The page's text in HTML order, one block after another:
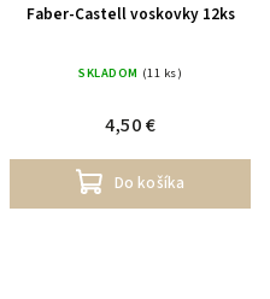
Faber-Castell voskovky 12ks
SKLADOM (11 ks)
4,50 €
Do košíka